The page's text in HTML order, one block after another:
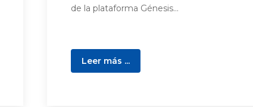
de la plataforma Génesis...
Leer más ...